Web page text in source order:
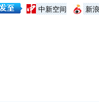
新
中新空间